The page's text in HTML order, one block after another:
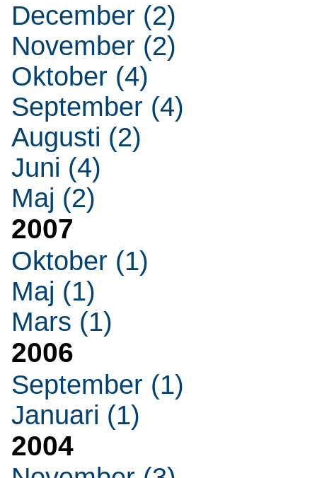
December (2)
November (2)
Oktober (4)
September (4)
Augusti (2)
Juni (4)
Maj (2)
2007
Oktober (1)
Maj (1)
Mars (1)
2006
September (1)
Januari (1)
2004